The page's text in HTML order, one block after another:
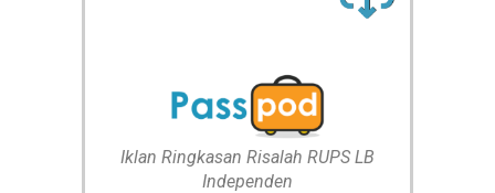
Iklan Ringkasan Risalah RUPS LB
Independen